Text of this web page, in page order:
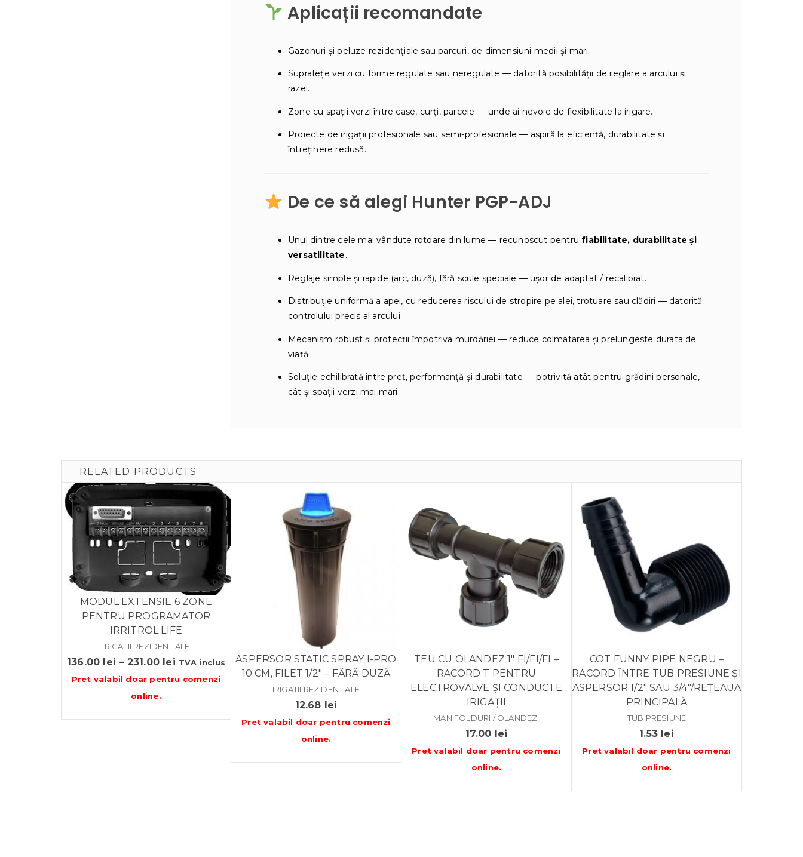
Aplicații recomandate
Gazonuri și peluze rezidențiale sau parcuri, de dimensiuni medii și mari.
Suprafețe verzi cu forme regulate sau neregulate — datorită posibilității de reglare a arcului și
razei.
Zone cu spații verzi între case, curți, parcele — unde ai nevoie de flexibilitate la irigare.
Proiecte de irigații profesionale sau semi-profesionale — aspiră la eficiență, durabilitate și
întreținere redusă.
De ce să alegi Hunter PGP-ADJ
Unul dintre cele mai vândute rotoare din lume — recunoscut pentrufiabilitate, durabilitate și
versatilitate.
Reglaje simple și rapide (arc, duză), fără scule speciale — ușor de adaptat / recalibrat.
Distribuție uniformă a apei, cu reducerea riscului de stropire pe alei, trotuare sau clădiri — datorită
controlului precis al arcului.
Mecanism robust și protecții împotriva murdăriei — reduce colmatarea și prelungeste durata de
viață.
Soluție echilibrată între preț, performanță și durabilitate — potrivită atât pentru grădini personale,
cât și spații verzi mai mari.
RELATED PRODUCTS
MODUL EXTENSIE 6 ZONE
PENTRU PROGRAMATOR
IRRITROL LIFE
IRIGATII REZIDENTIALE
136.00 lei – 231.00 leiInterval
de
TVA inclus
Pret valabil doar pentru comenzi
online.
ASPERSOR STATIC SPRAY I-PRO
10 CM, FILET 1/2″ – FĂRĂ DUZĂ
IRIGATII REZIDENTIALE
12.68 lei
Pret valabil doar pentru comenzi
online.
TEU CU OLANDEZ 1″ FI/FI/FI –
RACORD T PENTRU
ELECTROVALVE ȘI CONDUCTE
IRIGAȚII
MANIFOLDURI / OLANDEZI
17.00 lei
Pret valabil doar pentru comenzi
online.
COT FUNNY PIPE NEGRU –
RACORD ÎNTRE TUB PRESIUNE ȘI
ASPERSOR 1/2″ SAU 3/4″/REȚEAUA
PRINCIPALĂ
TUB PRESIUNE
1.53 lei
Pret valabil doar pentru comenzi
online.